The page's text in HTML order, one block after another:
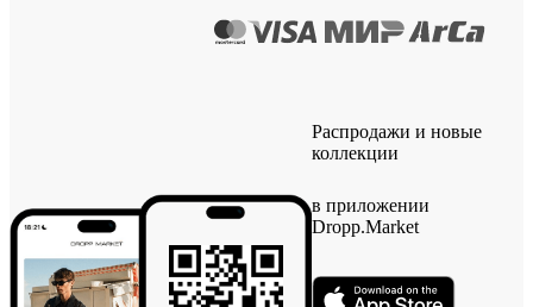
Распродажи и новые
коллекции
в приложении
Dropp.Market